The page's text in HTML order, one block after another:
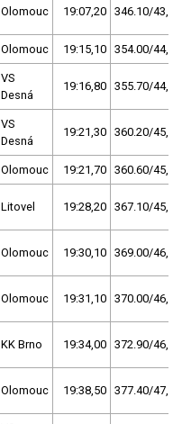
Olomouc 19:07,20 346.10/43,2
Olomouc 19:15,10 354.00/44,2
VS
Desná
19:16,80 355.70/44,4
VS
Desná
19:21,30 360.20/45,0
Olomouc 19:21,70 360.60/45,0
Litovel 19:28,20 367.10/45,8
Olomouc 19:30,10 369.00/46,1
Olomouc 19:31,10 370.00/46,2
KK Brno 19:34,00 372.90/46,5
Olomouc 19:38,50 377.40/47,1